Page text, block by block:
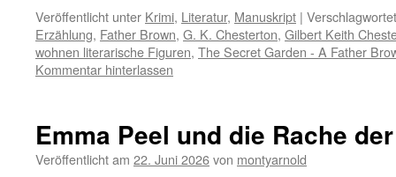
Veröffentlicht unter Krimi, Literatur, Manuskript |
Erzählung, Father Brown, G. K. Chesterton, Gilbert Keith
wohnen literarische Figuren, The Secret Garden - A Father
Kommentar hinterlassen
Emma Peel und die Rache
Veröffentlicht am 22. Juni 2026von montyarnold